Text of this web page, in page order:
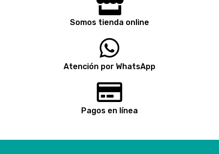
Somos tienda online
Atención por WhatsApp
Pagos en línea